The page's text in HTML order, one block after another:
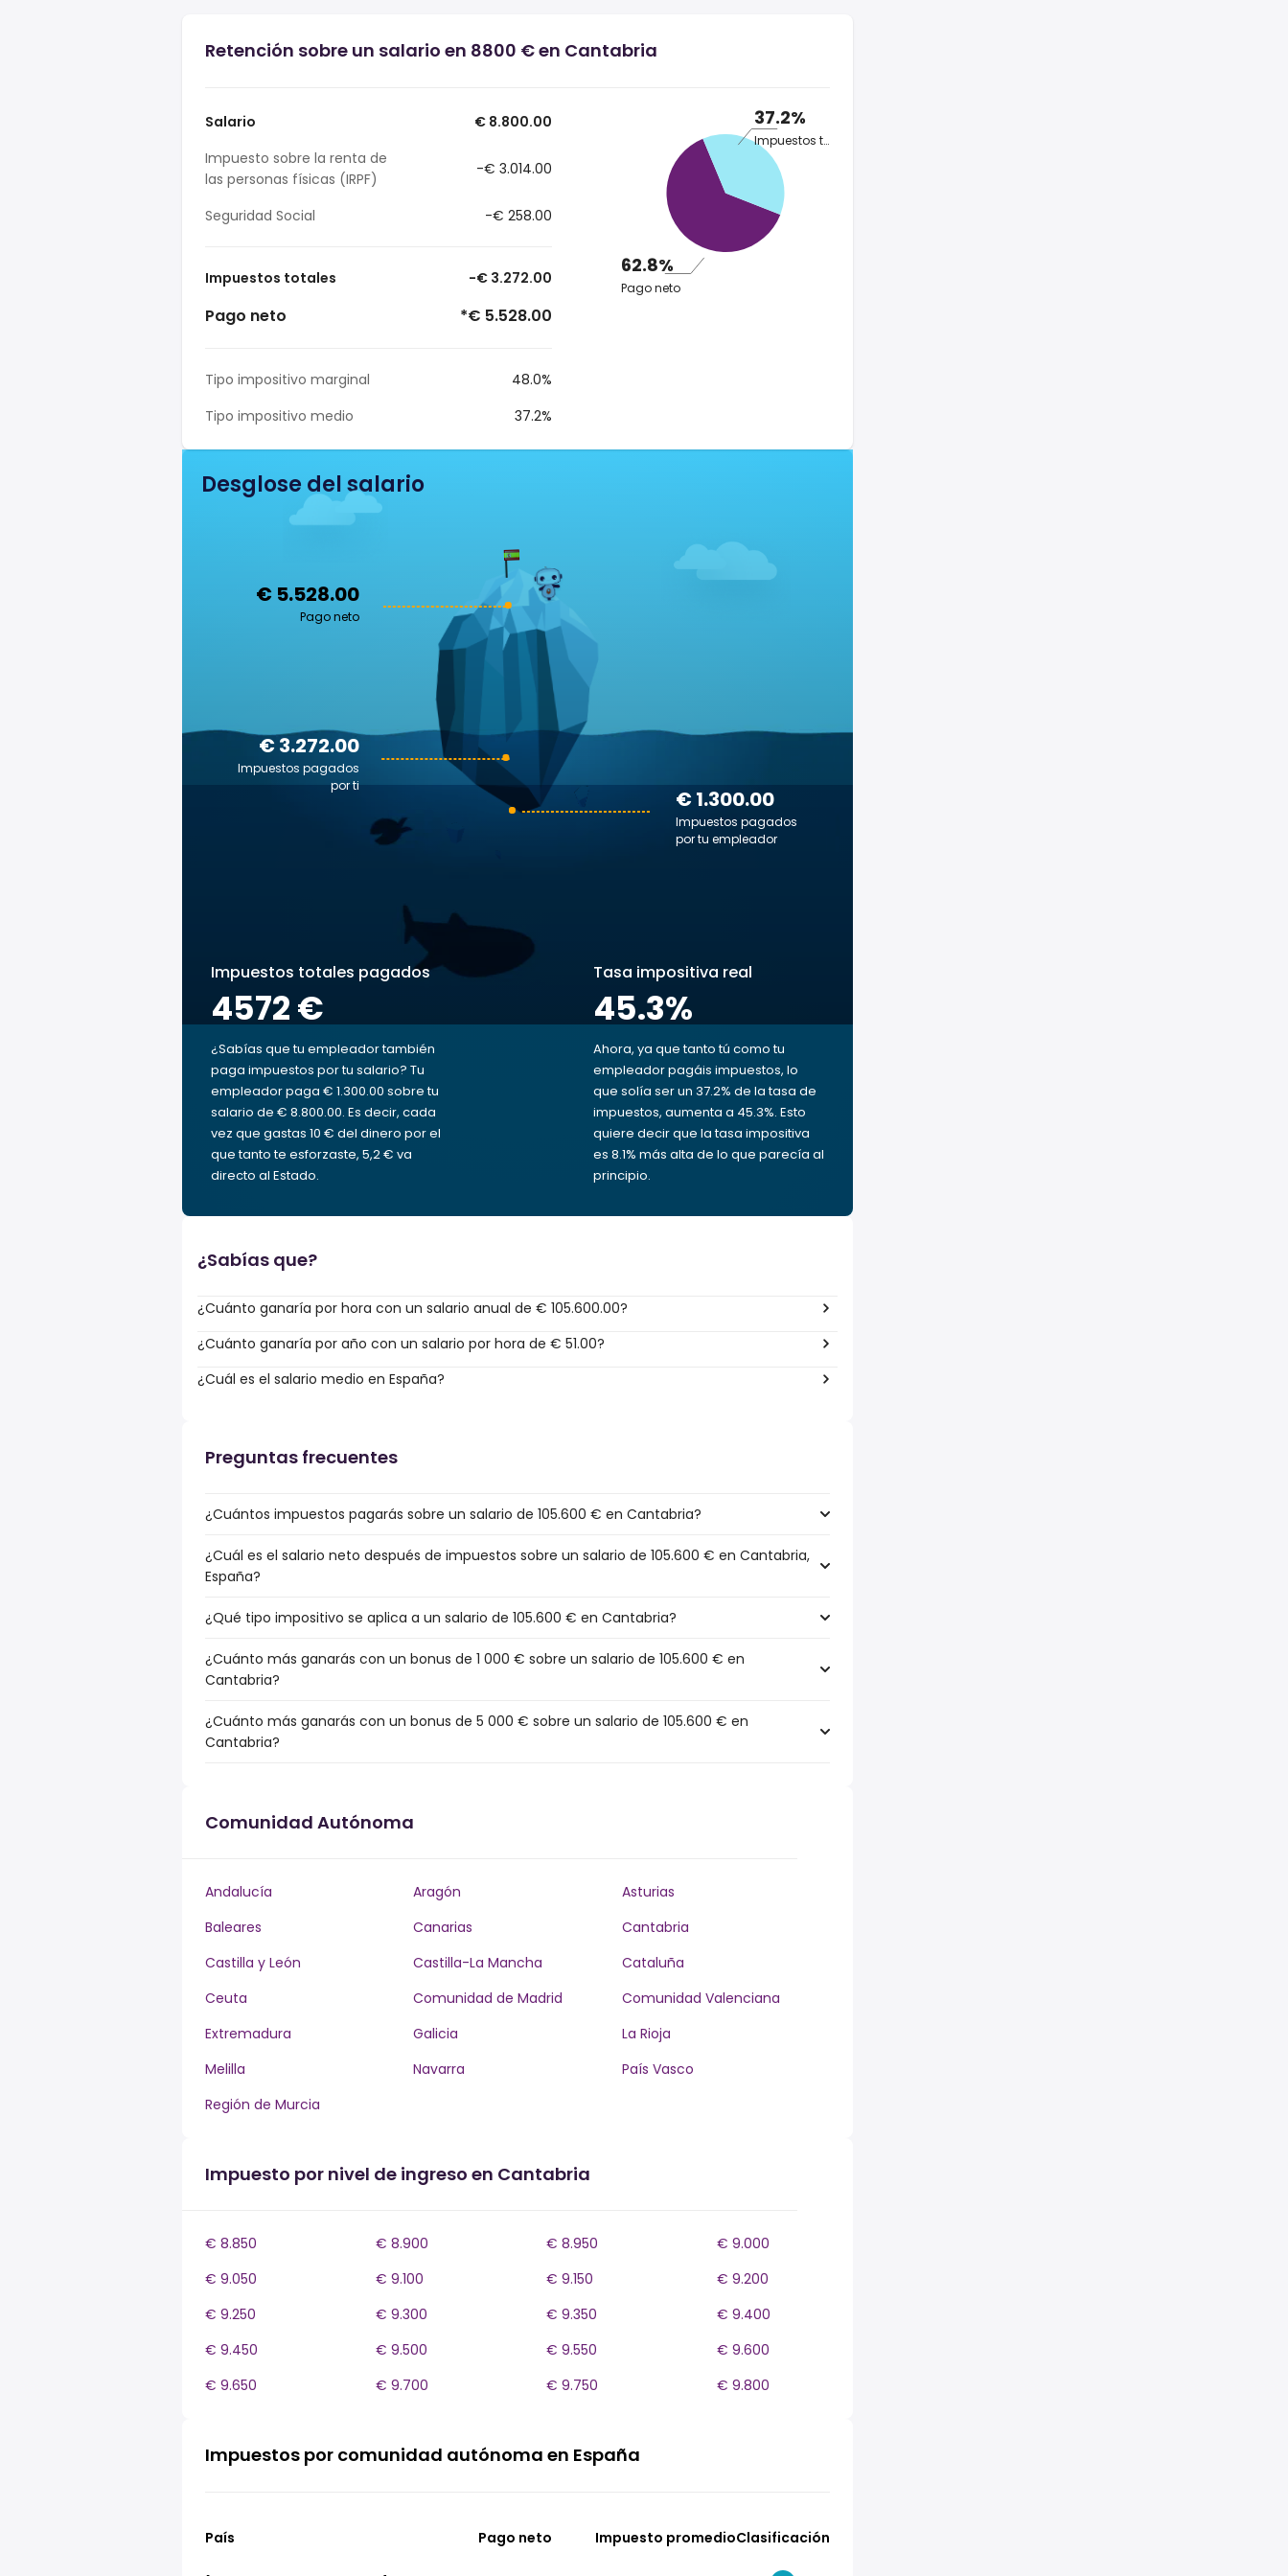
Retención sobre un salario en 8800 € en Cantabria
Salario
€ 8.800.00
Impuesto sobre la renta de
las personas físicas (IRPF)
-€ 3.014.00
Seguridad Social -€ 258.00
Impuestos totales -€ 3.272.00
Pago neto *€ 5.528.00
Tipo impositivo marginal
48.0%
Tipo impositivo medio
37.2%
37.2%
Impuestos totales
62.8%
Pago neto
Desglose del salario
€ 5.528.00
Pago neto
€ 1.300.00
Impuestos pagados
por tu empleador
€ 3.272.00
Impuestos pagados
por ti
Impuestos totales pagados
4572 €
¿Sabías que tu empleador también
paga impuestos por tu salario? Tu
empleador paga € 1.300.00 sobre tu
salario de € 8.800.00. Es decir, cada
vez que gastas 10 € del dinero por el
que tanto te esforzaste, 5,2 € va
directo al Estado.
Tasa impositiva real
45.3%
Ahora, ya que tanto tú como tu
empleador pagáis impuestos, lo
que solía ser un 37.2% de la tasa de
impuestos, aumenta a 45.3%. Esto
quiere decir que la tasa impositiva
es 8.1% más alta de lo que parecía al
principio.
¿Sabías que?
¿Cuánto ganaría por hora con un salario anual de € 105.600.00?
¿Cuánto ganaría por año con un salario por hora de € 51.00?
¿Cuál es el salario medio en España?
Preguntas frecuentes
¿Cuántos impuestos pagarás sobre un salario de 105.600 € en Cantabria?
¿Cuál es el salario neto después de impuestos sobre un salario de 105.600 € en Cantabria,
España?
¿Qué tipo impositivo se aplica a un salario de 105.600 € en Cantabria?
¿Cuánto más ganarás con un bonus de 1 000 € sobre un salario de 105.600 € en
Cantabria?
¿Cuánto más ganarás con un bonus de 5 000 € sobre un salario de 105.600 € en
Cantabria?
Comunidad Autónoma
Andalucía Aragón
Asturias
Baleares
Canarias
Cantabria
Castilla y León
Castilla-La Mancha
Cataluña
Ceuta
Comunidad de Madrid
Comunidad Valenciana
Extremadura
Galicia
La Rioja
Melilla
Navarra
País Vasco
Región de Murcia
Impuesto por nivel de ingreso en Cantabria
€ 8.850 € 8.900 € 8.950
€ 9.000
€ 9.050
€ 9.100 € 9.150
€ 9.200
€ 9.250
€ 9.300 € 9.350
€ 9.400
€ 9.450
€ 9.500 € 9.550
€ 9.600
€ 9.650
€ 9.700 € 9.750 € 9.800
Impuestos por comunidad autónoma en España
País Pago neto Impuesto promedioClasificación